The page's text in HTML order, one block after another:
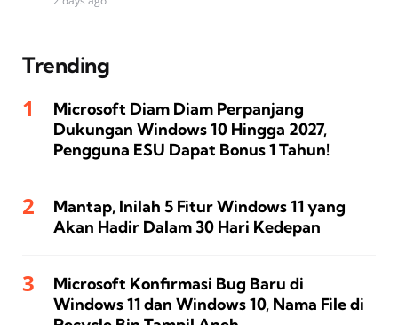
Trending
Microsoft Diam Diam Perpanjang
Dukungan Windows 10 Hingga 2027,
Pengguna ESU Dapat Bonus 1 Tahun!
Mantap, Inilah 5 Fitur Windows 11 yang
Akan Hadir Dalam 30 Hari Kedepan
Microsoft Konfirmasi Bug Baru di
Windows 11 dan Windows 10, Nama File di